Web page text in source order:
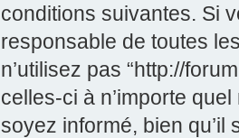
conditions suivantes. Si
responsable de toutes
n’utilisez pas “http://
celles-ci à n’importe
soyez informé, bien